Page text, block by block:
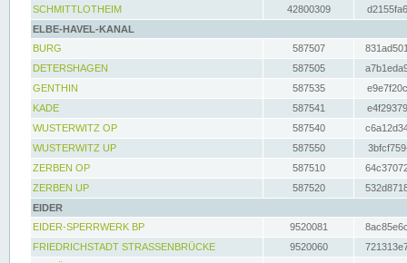
SCHMITTLOTHEIM
42800309
ELBE-HAVEL-KANAL
BURG
587507
DETERSHAGEN
587505
GENTHIN
587535
KADE
587541
WUSTERWITZ OP
587540
WUSTERWITZ UP
587550
ZERBEN OP
587510
ZERBEN UP
587520
EIDER
EIDER-SPERRWERK BP
9520081
FRIEDRICHSTADT STRASSENBRÜCKE
9520060